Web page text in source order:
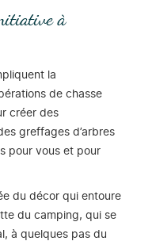
à
la
de chasse
créer des
greffages d’arbres
pour vous et pour
du décor qui entoure
du camping, qui se
à quelques pas du